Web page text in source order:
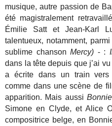
musique, autre passion de
été magistralement
Émilie Satt et Jean-Karl
talentueux, notamment,
sublime chansonMercy) - :
dans la tête depuis que j’ai
a écrite dans un train vers
comme dans une scène de
apparition. Mais aussi
Simone en Clyde, et Alice
compositrice belge, en